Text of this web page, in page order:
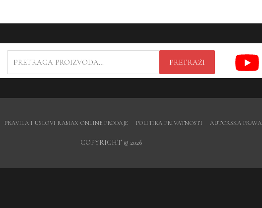
ZA:
PRETRAŽI
PRAVILA I USLOVI RAMAX ONLINE PRODAJE POLITIKA PRIVATNOSTI AUTORSKA PRAVA
COPYRIGHT © 2026